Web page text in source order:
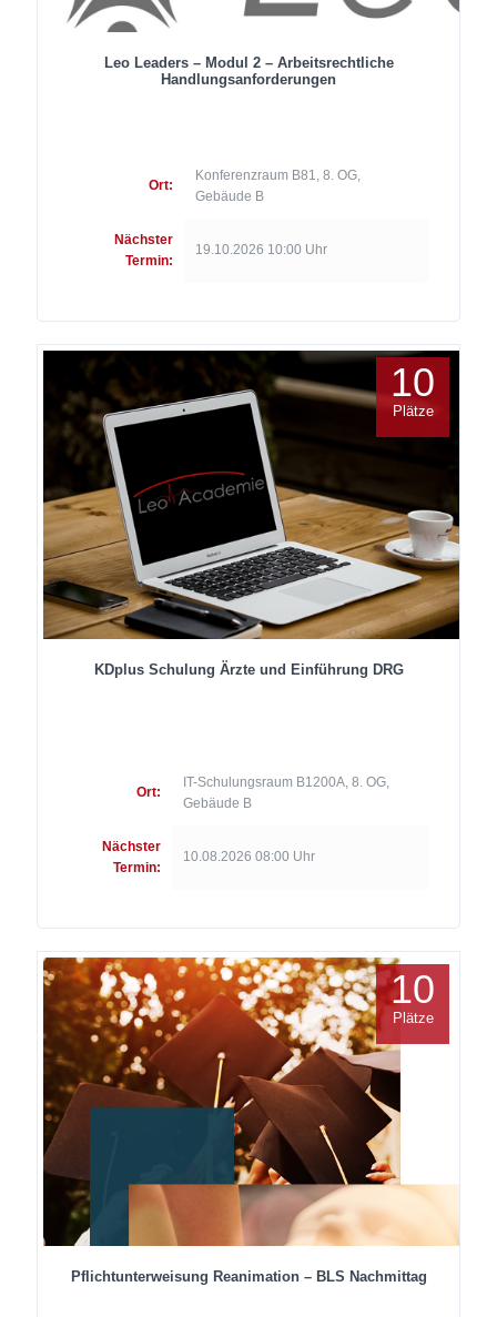
Leo Leaders – Modul 2 – Arbeitsrechtliche
Handlungsanforderungen
Ort:
Konferenzraum B81, 8. OG,
Gebäude B
Nächster
Termin:
19.10.2026 10:00 Uhr
KDplus Schulung Ärzte und Einführung DRG
Ort:
IT-Schulungsraum B1200A, 8. OG,
Gebäude B
Nächster
Termin:
10.08.2026 08:00 Uhr
10
Plätze
Pflichtunterweisung Reanimation – BLS Nachmittag
10
Plätze